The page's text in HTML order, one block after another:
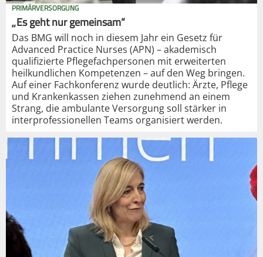
PRIMÄRVERSORGUNG
„Es geht nur gemeinsam“
Das BMG will noch in diesem Jahr ein Gesetz für
Advanced Practice Nurses (APN) – akademisch
qualifizierte Pflegefachpersonen mit erweiterten
heilkundlichen Kompetenzen – auf den Weg bringen.
Auf einer Fachkonferenz wurde deutlich: Ärzte, Pflege
und Krankenkassen ziehen zunehmend an einem
Strang, die ambulante Versorgung soll stärker in
interprofessionellen Teams organisiert werden.